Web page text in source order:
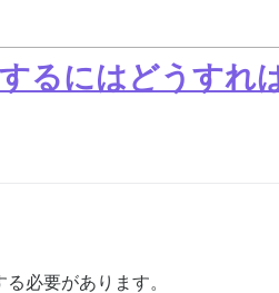
るにはどうすれ
必要があります。